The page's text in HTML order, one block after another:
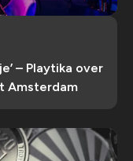
– Playtika over
Amsterdam